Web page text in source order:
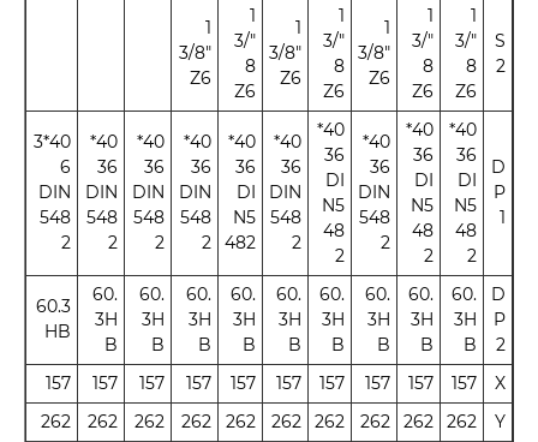
S
2
1
"3/
8
Z6
1
"3/
8
Z6
1
"3/8
Z6
1
"3/
8
Z6
1
"3/8
Z6
1
"3/
8
Z6
1
"3/8
Z6
D
P
1
40*
36
DI
N5
48
2
40*
36
DI
N5
48
2
40*
36
DIN
548
2
40*
36
DI
N5
48
2
40*
36
DIN
548
2
40*
36
DI
N5
482
40*
36
DIN
548
2
40*
36
DIN
548
2
40*
36
DIN
548
2
40*3
6
DIN
548
2
D
P
2
60.
3H
B
60.
3H
B
60.
3H
B
60.
3H
B
60.
3H
B
60.
3H
B
60.
3H
B
60.
3H
B
60.
3H
B
60.3
HB
X
157
157
157
157
157
157
157
157
157
157
Y
262
262
262
262
262
262
262
262
262
262